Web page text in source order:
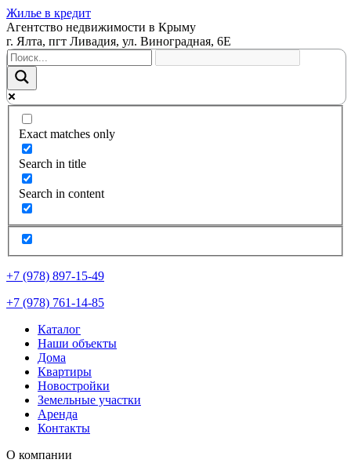
Жилье в кредит
Агентство недвижимости в Крыму
г. Ялта, пгт Ливадия, ул. Виноградная, 6Е
Exact matches only
Search in title
Search in content
+7 (978) 897-15-49
+7 (978) 761-14-85
Каталог
Наши объекты
Дома
Квартиры
Новостройки
Земельные участки
Аренда
Контакты
О компании